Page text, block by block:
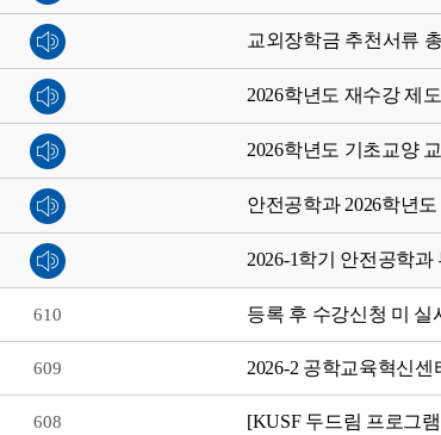
교외장학금 추천서류
2026학년도 재수강 제
2026학년도 기초교양
안전공학과 2026학년
2026-1학기 안전공학
610 등록 후 수강신청 미 실
609 2026-2 공학교육혁신
608 [KUSF 두드림 프로그